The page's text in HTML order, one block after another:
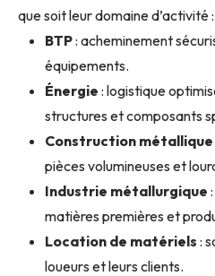
que soit leur domaine d’activité :
BTP: acheminement
équipements.
Énergie : logistique
structures et composants
Construction métallique
pièces volumineuses et
Industrie métallurgique
matières premières et
Location de matériels :
loueurs et leurs clients.